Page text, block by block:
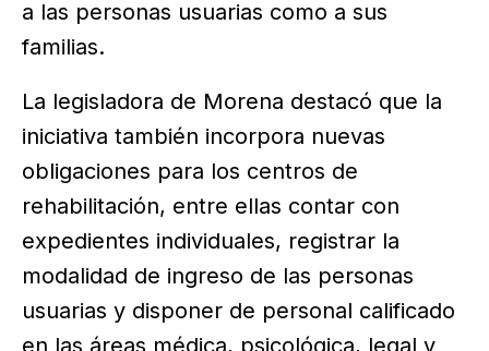
a las personas usuarias como a sus
familias.
La legisladora de Morena destacó que la
iniciativa también incorpora nuevas
obligaciones para los centros de
rehabilitación, entre ellas contar con
expedientes individuales, registrar la
modalidad de ingreso de las personas
usuarias y disponer de personal calificado
en las áreas médica, psicológica, legal y